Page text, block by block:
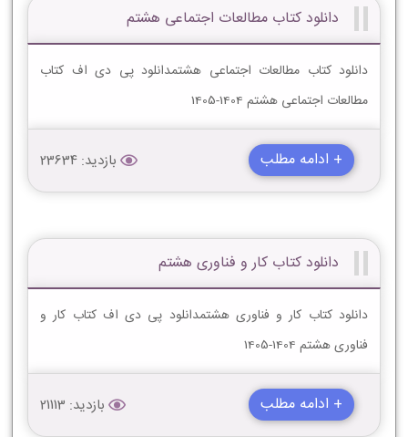
دانلود کتاب مطالعات اجتماعی هشتم
دانلود کتاب مطالعات اجتماعی هشتمدانلود پی دی اف کتاب
مطالعات اجتماعی هشتم 1404-1405
+ ادامه مطلب بازدید: 23634
دانلود کتاب کار و فناوری هشتم
دانلود کتاب کار و فناوری هشتمدانلود پی دی اف کتاب کار و
فناوری هشتم 1404-1405
+ ادامه مطلب بازدید: 21113